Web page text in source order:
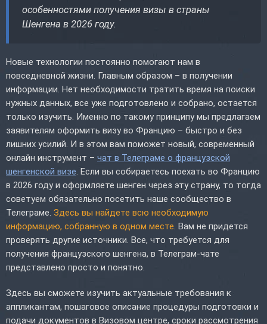
особенностями получения визы в страны
Шенгена в 2026 году.
Новые технологии постоянно помогают нам в
повседневной жизни. Главным образом – в получении
информации. Нет необходимости тратить время на поиски
нужных данных, все уже подготовлено и собрано, остается
только изучить. Именно по такому принципу мы предлагаем
заявителям оформить визу во Францию – быстро и без
лишних усилий. И в этом вам поможет новый, современный
онлайн инструмент – чат в Телеграме о французской
шенгенской визе . Если вы собираетесь поехать во Францию
в 2026 году и оформляете шенген через эту страну, то тогда
советуем обязательно посетить наше сообщество в
Телеграме. Здесь вы найдете всю необходимую
информацию, собранную в одном месте . Вам не придется
проверять другие источники. Все, что требуется для
получения французского шенгена, в Телеграм-чате
представлено просто и понятно.
Здесь вы сможете изучить актуальные требования к
аппликантам, пошаговое описание процедуры подготовки и
подачи документов в Визовом центре, сроки рассмотрения